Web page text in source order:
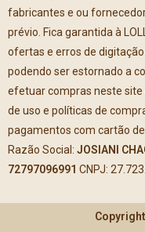
fabricantes e ou
prévio. Fica garantida à
ofertas e erros de
podendo ser estornado a
efetuar compras neste
de uso e políticas de
pagamentos com cartão de
Razão Social: JOSIANI
72797096991 CNPJ: